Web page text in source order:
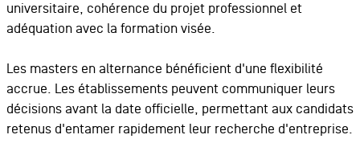
universitaire, cohérence du projet professionnel et
adéquation avec la formation visée.
Les masters en alternance bénéficient d'une flexibilité
accrue. Les établissements peuvent communiquer leurs
décisions avant la date officielle, permettant aux candidats
retenus d'entamer rapidement leur recherche d'entreprise.